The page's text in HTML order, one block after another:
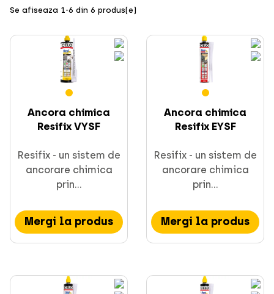
Materiale de montaj, șine C și canale
Se afiseaza 1-6 din 6 produs(e)
Ancora chimica
Resifix VYSF
Resifix - un sistem de
ancorare chimica
prin...
Mergi la produs
Ancora chimica
Resifix EYSF
Resifix - un sistem de
ancorare chimica
prin...
Mergi la produs